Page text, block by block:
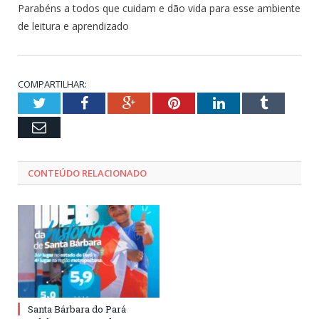
Parabéns a todos que cuidam e dão vida para esse ambiente
de leitura e aprendizado
COMPARTILHAR:
TwitterFacebookGoogle+PinterestLinkedInTumblr
Email
CONTEÚDO RELACIONADO
Santa Bárbara do Pará